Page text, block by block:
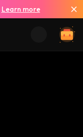
Learn more